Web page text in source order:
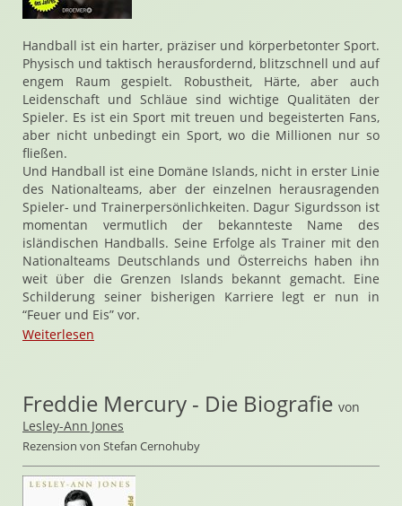
Handball ist ein harter, präziser und körperbetonter Sport.
Physisch und taktisch herausfordernd, blitzschnell und auf
engem Raum gespielt. Robustheit, Härte, aber auch
Leidenschaft und Schläue sind wichtige Qualitäten der
Spieler. Es ist ein Sport mit treuen und begeisterten Fans,
aber nicht unbedingt ein Sport, wo die Millionen nur so
fließen.
Und Handball ist eine Domäne Islands, nicht in erster Linie
des Nationalteams, aber der einzelnen herausragenden
Spieler- und Trainerpersönlichkeiten. Dagur Sigurdsson ist
momentan vermutlich der bekannteste Name des
isländischen Handballs. Seine Erfolge als Trainer mit den
Nationalteams Deutschlands und Österreichs haben ihn
weit über die Grenzen Islands bekannt gemacht. Eine
Schilderung seiner bisherigen Karriere legt er nun in
“Feuer und Eis” vor.
Weiterlesen
Freddie Mercury - Die Biografie von
Lesley-Ann Jones
Rezension von Stefan Cernohuby